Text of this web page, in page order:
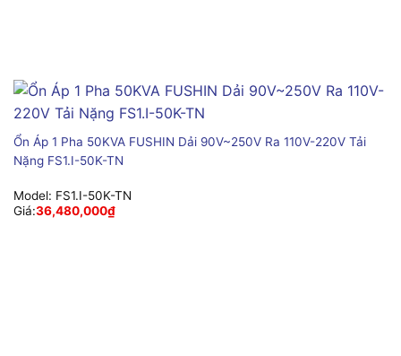
Ổn Áp 1 Pha 50KVA FUSHIN Dải 90V~250V Ra 110V-220V Tải
Nặng FS1.I-50K-TN
Model: FS1.I-50K-TN
Giá:36,480,000₫